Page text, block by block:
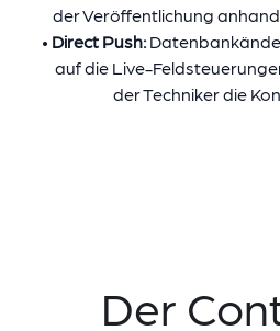
der Veröffentlichung
• Direct Push:
auf die Live-
der Techniker die
Der